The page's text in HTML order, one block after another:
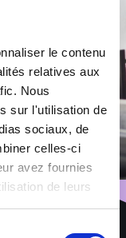
le contenu
relatives aux
Nous
sur l'utilisation de
sociaux, de
celles-ci
avez fournies
de leurs